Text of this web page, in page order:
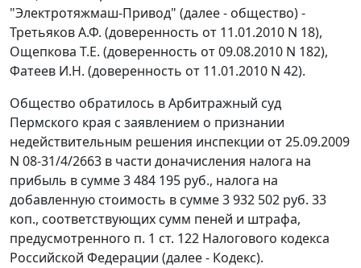
"Электротяжмаш-Привод" (далее - общество) -
Третьяков А.Ф. (доверенность от 11.01.2010 N 18),
Ощепкова Т.Е. (доверенность от 09.08.2010 N 182),
Фатеев И.Н. (доверенность от 11.01.2010 N 42).
Общество обратилось в Арбитражный суд
Пермского края с заявлением о признании
недействительным решения инспекции от 25.09.2009
N 08-31/4/2663 в части доначисления налога на
прибыль в сумме 3 484 195 руб., налога на
добавленную стоимость в сумме 3 932 502 руб. 33
коп., соответствующих сумм пеней и штрафа,
предусмотренного п. 1 ст. 122 Налогового кодекса
Российской Федерации (далее - Кодекс).